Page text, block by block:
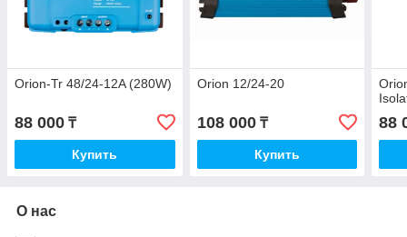
Orion-Tr 48/24-12A (280W)
88 000 ₸
Купить
Orion 12/24-20
108 000₸
Купить
88
О нас